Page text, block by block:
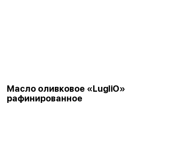
Масло оливковое «LugliO»
рафинированное